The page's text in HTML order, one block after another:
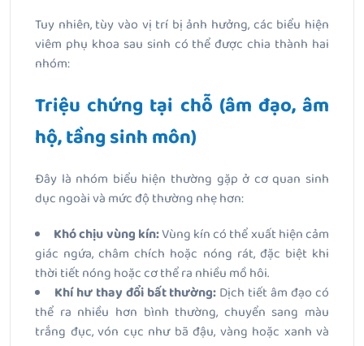
Tuy nhiên, tùy vào vị trí bị ảnh hưởng, các biểu hiện
viêm phụ khoa sau sinh có thể được chia thành hai
nhóm:
Triệu chứng tại chỗ (âm đạo, âm
hộ, tầng sinh môn)
Đây là nhóm biểu hiện thường gặp ở cơ quan sinh
dục ngoài và mức độ thường nhẹ hơn:
Khó chịu vùng kín:Vùng kín có thể xuất hiện cảm
giác ngứa, châm chích hoặc nóng rát, đặc biệt khi
thời tiết nóng hoặc cơ thể ra nhiều mồ hôi.
Khí hư thay đổi bất thường: Dịch tiết âm đạo có
thể ra nhiều hơn bình thường, chuyển sang màu
trắng đục, vón cục như bã đậu, vàng hoặc xanh và